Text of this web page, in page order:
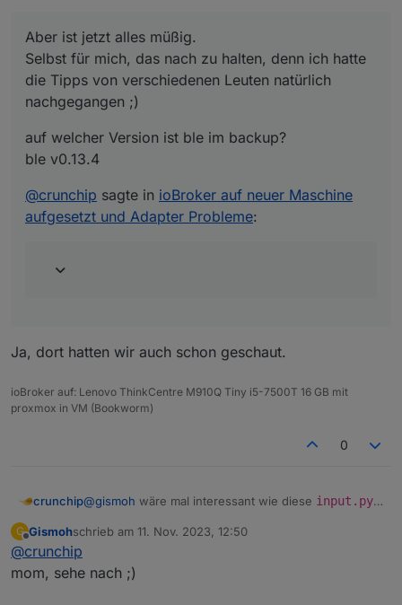
selbigen Fehler
Aber ist jetzt alles müßig.
Selbst für mich, das nach zu halten, denn ich hatte
die Tipps von verschiedenen Leuten natürlich
nachgegangen ;)
auf welcher Version ist ble im backup?
ble v0.13.4
@crunchip sagte in ioBroker auf neuer Maschine
aufgesetzt und Adapter Probleme:
Ja, dort hatten wir auch schon geschaut.
ioBroker auf: Lenovo ThinkCentre M910Q Tiny i5-7500T 16 GB mit
proxmox in VM (Bookworm)
0
crunchip@gismoh wäre mal interessant wie diese input.py
oder ob es da die
G Gismohschrieb am 11. Nov. 2023, 12:50
zuletzt editiert von
@crunchip
mom, sehe nach ;)